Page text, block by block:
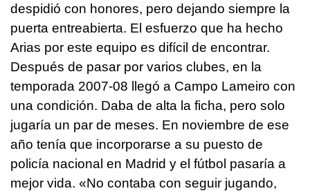
despidió con honores, pero dejando siempre la
puerta entreabierta. El esfuerzo que ha hecho
Arias por este equipo es difícil de encontrar.
Después de pasar por varios clubes, en la
temporada 2007-08 llegó a Campo Lameiro con
una condición. Daba de alta la ficha, pero solo
jugaría un par de meses. En noviembre de ese
año tenía que incorporarse a su puesto de
policía nacional en Madrid y el fútbol pasaría a
mejor vida. «No contaba con seguir jugando,